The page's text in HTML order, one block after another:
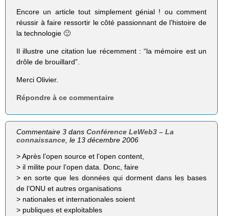
Encore un article tout simplement génial ! ou comment
réussir à faire ressortir le côté passionnant de l’histoire de
la technologie 🙂
Il illustre une citation lue récemment : “la mémoire est un
drôle de brouillard”.
Merci Olivier.
Répondre à ce commentaire
Commentaire 3 dansConférence LeWeb3 – La
connaissance , le 13 décembre 2006
> Après l’open source et l’open content,
> il milite pour l’open data. Donc, faire
> en sorte que les données qui dorment dans les bases
de l’ONU et autres organisations
> nationales et internationales soient
> publiques et exploitables